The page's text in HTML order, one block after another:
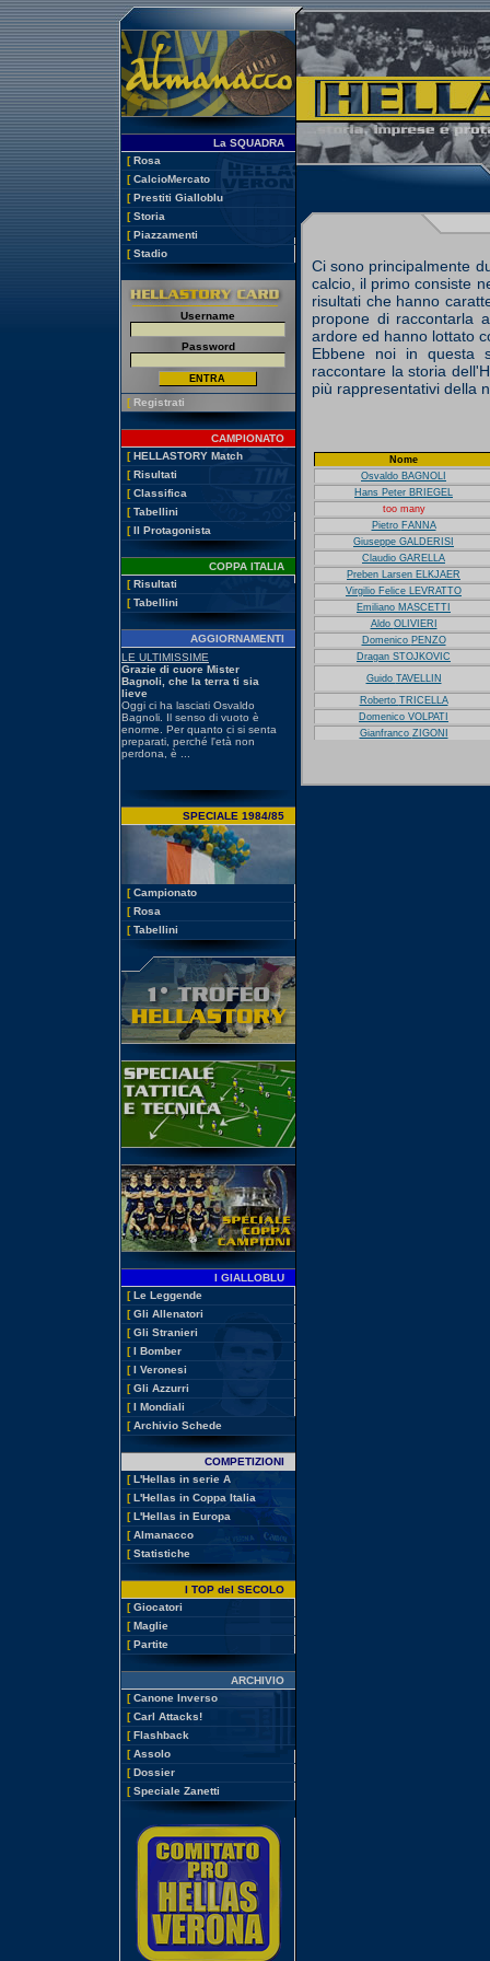
La SQUADRA
[ Rosa
[ CalcioMercato
[ Prestiti Gialloblu
[ Storia
[ Piazzamenti
[ Stadio
Username
Password
[ Registrati
CAMPIONATO
[ HELLASTORY Match
[ Risultati
[ Classifica
[ Tabellini
[ Il Protagonista
COPPA ITALIA
[ Risultati
[ Tabellini
AGGIORNAMENTI
SPECIALE 1984/85
[ Campionato
[ Rosa
[ Tabellini
I GIALLOBLU
[ Le Leggende
[ Gli Allenatori
[ Gli Stranieri
[ I Bomber
[ I Veronesi
[ Gli Azzurri
[ I Mondiali
[ Archivio Schede
COMPETIZIONI
[ L'Hellas in serie A
[ L'Hellas in Coppa Italia
[ L'Hellas in Europa
[ Almanacco
[ Statistiche
I TOP del SECOLO
[ Giocatori
[ Maglie
[ Partite
ARCHIVIO
[ Canone Inverso
[ Carl Attacks!
[ Flashback
[ Assolo
[ Dossier
[ Speciale Zanetti
Ci sono principalmente
calcio, il primo consiste
risultati che hanno
propone di raccontarla
ardore ed hanno lottato
Ebbene noi in questa
raccontare la storia
più rappresentativi della
Nome
Osvaldo BAGNOLI
Hans Peter BRIEGEL
too many
Pietro FANNA
Giuseppe GALDERISI
Claudio GARELLA
Preben Larsen ELKJAER
Virgilio Felice LEVRATTO
Emiliano MASCETTI
Aldo OLIVIERI
Domenico PENZO
Dragan STOJKOVIC
Guido TAVELLIN
Roberto TRICELLA
Domenico VOLPATI
Gianfranco ZIGONI